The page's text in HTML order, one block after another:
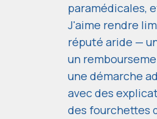
paramédicales,
J'aime rendre
réputé aride —
un
une démarche
avec des
des fourchettes